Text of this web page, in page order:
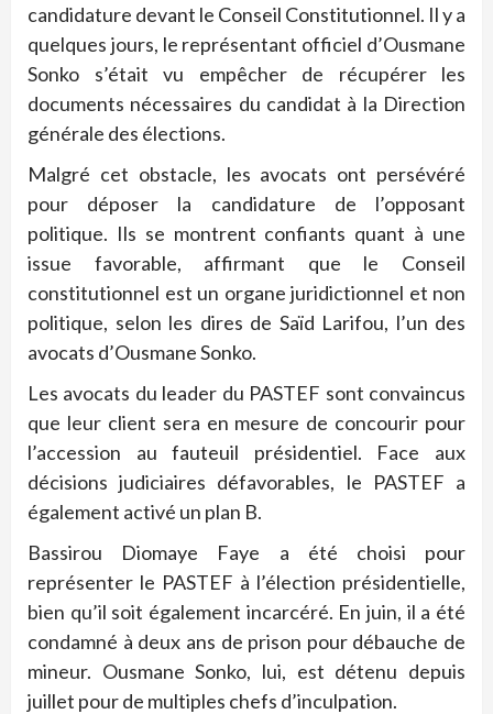
candidature devant le Conseil Constitutionnel. Il y a
quelques jours, le représentant officiel d’Ousmane
Sonko s’était vu empêcher de récupérer les
documents nécessaires du candidat à la Direction
générale des élections.
Malgré cet obstacle, les avocats ont persévéré
pour déposer la candidature de l’opposant
politique. Ils se montrent confiants quant à une
issue favorable, affirmant que le Conseil
constitutionnel est un organe juridictionnel et non
politique, selon les dires de Saïd Larifou, l’un des
avocats d’Ousmane Sonko.
Les avocats du leader du PASTEF sont convaincus
que leur client sera en mesure de concourir pour
l’accession au fauteuil présidentiel. Face aux
décisions judiciaires défavorables, le PASTEF a
également activé un plan B.
Bassirou Diomaye Faye a été choisi pour
représenter le PASTEF à l’élection présidentielle,
bien qu’il soit également incarcéré. En juin, il a été
condamné à deux ans de prison pour débauche de
mineur. Ousmane Sonko, lui, est détenu depuis
juillet pour de multiples chefs d’inculpation.